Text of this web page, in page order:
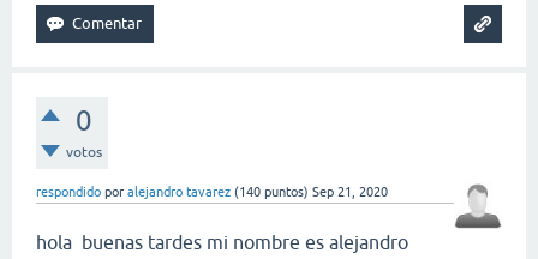
0
votos
respondido por alejandro tavarez (140 puntos) Sep 21, 2020
hola buenas tardes mi nombre es alejandro